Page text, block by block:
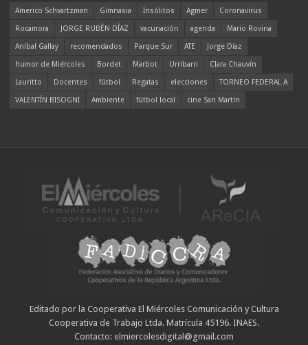
Americo Schvartzman Gimnasia Insólitos Agmer
Coronavirus
Rocamora
JORGE RUBÉN DÍAZ vacunación agenda
Mario Rovina
Aníbal Gallay
recomendados Parque Sur ATE
Jorge Díaz
humor de Miércoles
Bordet Marbot Urribarri
Clara Chauvín
Lauritto
Docentes fútbol Regatas elecciones
TORNEO FEDERAL A
VALENTÍN BISOGNI
Ambiente fútbol local cine San Martín
Editado por la Cooperativa El Miércoles Comunicación y Cultura
Cooperativa de Trabajo Ltda. Matrícula 45196. INAES.
Contacto: elmiercolesdigital@gmail.com